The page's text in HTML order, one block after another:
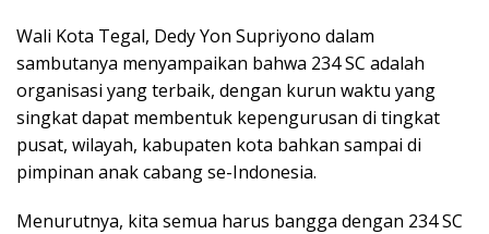
Wali Kota Tegal, Dedy Yon Supriyono dalam
sambutanya menyampaikan bahwa 234 SC adalah
organisasi yang terbaik, dengan kurun waktu yang
singkat dapat membentuk kepengurusan di tingkat
pusat, wilayah, kabupaten kota bahkan sampai di
pimpinan anak cabang se-Indonesia.
Menurutnya, kita semua harus bangga dengan 234 SC